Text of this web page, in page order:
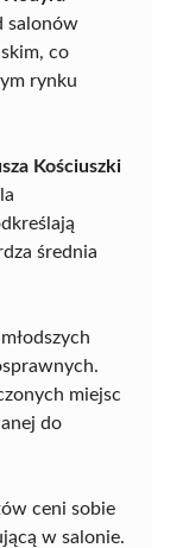
salonów
co
rynku
Kościuszki
średnia
miejsc
do
ceni sobie
w salonie.